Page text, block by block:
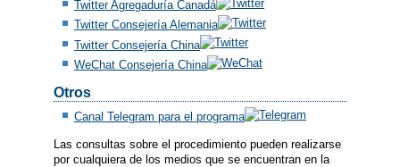
Twitter Agregaduría Canadá
Twitter Consejería Alemania
Twitter Consejería China
WeChat Consejería China
Otros
Canal Telegram para el programa
Las consultas sobre el procedimiento pueden realizarse
por cualquiera de los medios que se encuentran en la